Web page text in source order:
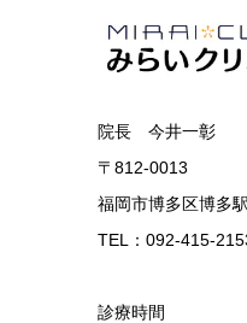
院長 今井一彰
〒812-0013
福岡市博多区博多
TEL：092-415-
診療時間